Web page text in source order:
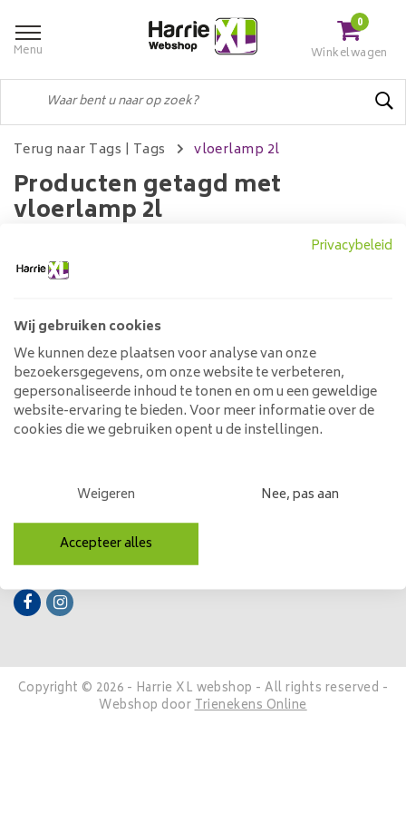
Menu
0
Winkelwagen
Terug naar Tags | Tags vloerlamp 2l
Producten getagd met
vloerlamp 2l
Geen producten gevonden!...
Klantenservice
Mijn account
Categorieën
Contactgegevens
Volg ons
Copyright © 2026 - Harrie XL webshop - All rights reserved -
Webshop doorTrienekens Online
Privacybeleid
Wij gebruiken cookies
We kunnen deze plaatsen voor analyse van onze
bezoekersgegevens, om onze website te verbeteren,
gepersonaliseerde inhoud te tonen en om u een geweldige
website-ervaring te bieden. Voor meer informatie over de
cookies die we gebruiken opent u de instellingen.
Weigeren Nee, pas aan
Accepteer alles